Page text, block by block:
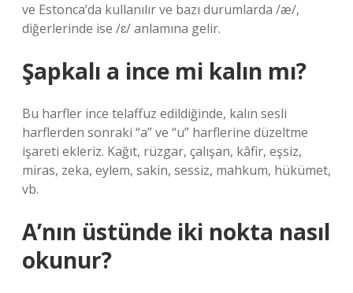
ve Estonca’da kullanılır ve bazı durumlarda /æ/,
diğerlerinde ise /ɛ/ anlamına gelir.
Şapkalı a ince mi kalın mı?
Bu harfler ince telaffuz edildiğinde, kalın sesli
harflerden sonraki “a” ve “u” harflerine düzeltme
işareti ekleriz. Kağıt, rüzgar, çalışan, kâfir, eşsiz,
miras, zeka, eylem, sakin, sessiz, mahkum, hükümet,
vb.
A’nın üstünde iki nokta nasıl
okunur?